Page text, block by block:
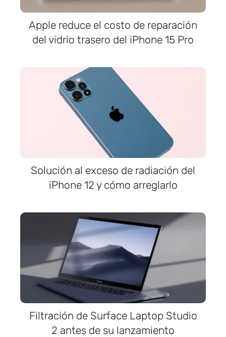
Apple reduce el costo de reparación
del vidrio trasero del iPhone 15 Pro
Solución al exceso de radiación del
iPhone 12 y cómo arreglarlo
Filtración de Surface Laptop Studio
2 antes de su lanzamiento